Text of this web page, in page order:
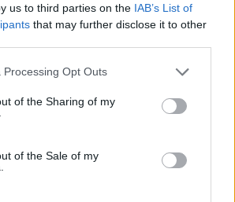
us to third parties on the IAB’s List of
that may further disclose it to other
Processing Opt Outs
of the Sharing of my
of the Sale of my